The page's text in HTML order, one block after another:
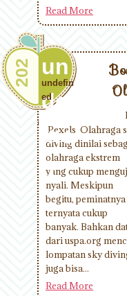
Read More
202
un
def
ine
d
undefin
ed
Pexels Olahraga
diving dinilai
olahraga ekstrem
yang cukup
nyali. Meskipun
begitu, peminatnya
ternyata cukup
banyak. Bahkan
dari uspa.org
lompatan sky
juga bisa...
Read More